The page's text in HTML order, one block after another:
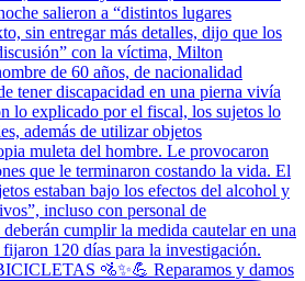
🚵✨💪 Reparamos y damos